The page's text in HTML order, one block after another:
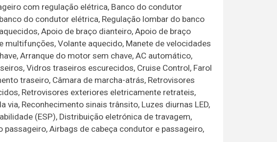
com regulação elétrica, Banco do condutor
do condutor elétrica, Regulação lombar do banco
Apoio de braço dianteiro, Apoio de braço
Volante aquecido, Manete de velocidades
Arranque do motor sem chave, AC automático,
Vidros traseiros escurecidos, Cruise Control, Farol
traseiro, Câmara de marcha-atrás, Retrovisores
Retrovisores exteriores eletricamente retrateis,
Reconhecimento sinais trânsito, Luzes diurnas LED,
(ESP), Distribuição eletrónica de travagem,
Airbags de cabeça condutor e passageiro,